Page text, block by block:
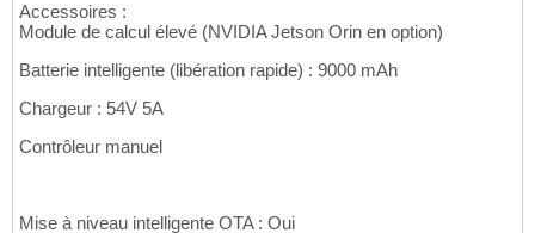
Accessoires :
Module de calcul élevé (NVIDIA Jetson Orin en option)
Batterie intelligente (libération rapide) : 9000 mAh
Chargeur : 54V 5A
Contrôleur manuel
Mise à niveau intelligente OTA : Oui